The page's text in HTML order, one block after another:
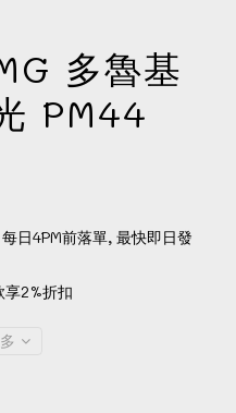
多魯基
PM44
日4PM前落單, 最快即日發
2%折扣